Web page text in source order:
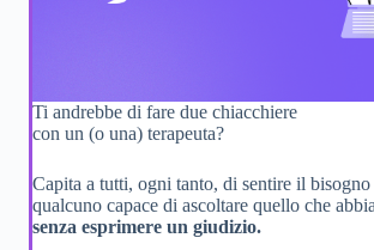
Ti andrebbe di fare due chiacchiere
con un (o una) terapeuta?
Capita a tutti, ogni tanto, di sentire il
qualcuno capace di ascoltare quello che
senza esprimere un giudizio.